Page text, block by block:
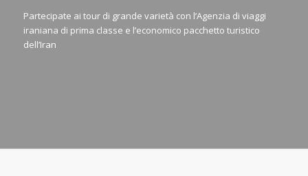
Partecipate ai tour di grande varietà con l’Agenzia di viaggi
iraniana di prima classe e l’economico pacchetto turistico
dell’Iran